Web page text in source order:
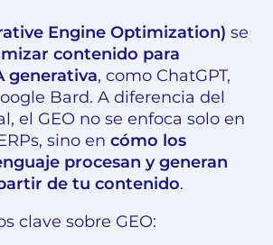
Engine Optimization) se
contenido para
generativa, como ChatGPT,
Bard. A diferencia del
el GEO no se enfoca solo en
sino en cómo los
procesan y generan
de tu contenido.
clave sobre GEO: